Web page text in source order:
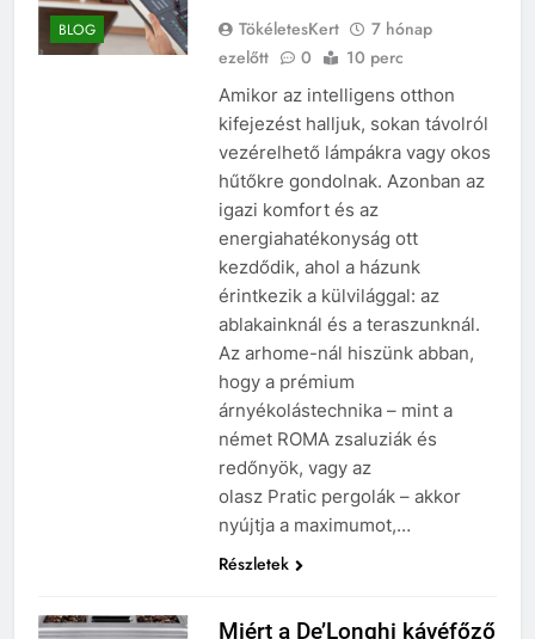
BLOG TökéletesKert
7 hónap
ezelőtt
0 10 perc
Amikor az intelligens otthon
kifejezést halljuk, sokan távolról
vezérelhető lámpákra vagy okos
hűtőkre gondolnak. Azonban az
igazi komfort és az
energiahatékonyság ott
kezdődik, ahol a házunk
érintkezik a külvilággal: az
ablakainknál és a teraszunknál.
Az arhome-nál hiszünk abban,
hogy a prémium
árnyékolástechnika – mint a
német ROMA zsaluziák és
redőnyök, vagy az
olasz Pratic pergolák – akkor
nyújtja a maximumot,…
Részletek
Miért a De’Longhi kávéfőző